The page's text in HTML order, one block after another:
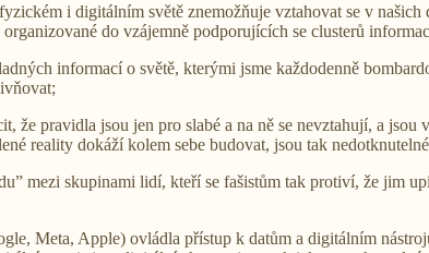
i digitálním světě znemožňuje vztahovat se v
do vzájemně podporujících se clusterů
informací o světě, kterými jsme každodenně
pravidla jsou jen pro slabé a na ně se nevztahují, a
reality dokáží kolem sebe budovat, jsou tak
mezi skupinami lidí, kteří se fašistům tak protiví, že jim
Meta, Apple) ovládla přístup k datům a digitálním